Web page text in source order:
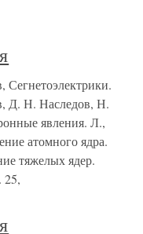
Сегнетоэлектрики.
Д. Н. Наследов, Н.
явления. Л.,
атомного ядра.
тяжелых ядер.
25,